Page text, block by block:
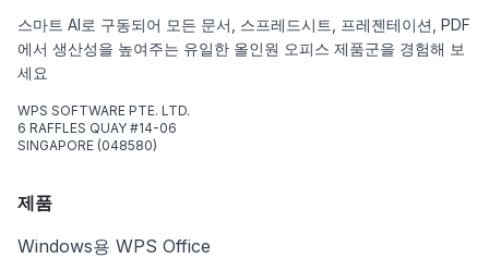
스마트 AI로 구동되어 모든 문서, 스프레드시트, 프레젠테이션, PDF
에서 생산성을 높여주는 유일한 올인원 오피스 제품군을 경험해 보
세요
WPS SOFTWARE PTE. LTD.
6 RAFFLES QUAY #14-06
SINGAPORE (048580)
제품
Windows용 WPS Office